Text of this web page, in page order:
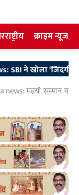
क्राइम न्यूज
ने खोला ‘जिंदगी का
news: मंइयाँ सम्मान